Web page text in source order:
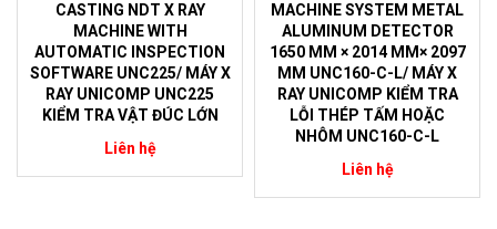
CASTING NDT X RAY
MACHINE WITH
AUTOMATIC INSPECTION
SOFTWARE UNC225/ MÁY X
RAY UNICOMP UNC225
KIỂM TRA VẬT ĐÚC LỚN
Liên hệ
MACHINE SYSTEM METAL
ALUMINUM DETECTOR
1650 MM × 2014 MM× 2097
MM UNC160-C-L/ MÁY X
RAY UNICOMP KIỂM TRA
LỖI THÉP TẤM HOẶC
NHÔM UNC160-C-L
Liên hệ